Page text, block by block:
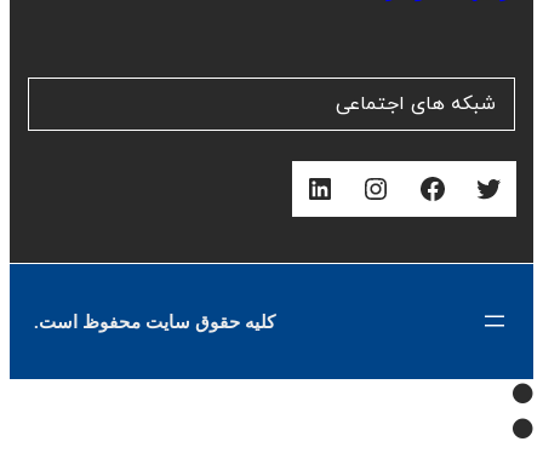
شبکه های اجتماعی
توییتر فیس‌بوک اینستاگرم لینکداین
کلیه حقوق سایت محفوظ است.